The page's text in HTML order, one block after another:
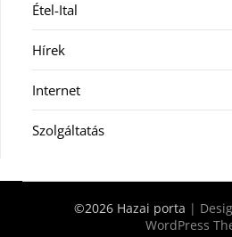
Étel-Ital
Hírek
Internet
Szolgáltatás
©2026 Hazai porta |
WordPress